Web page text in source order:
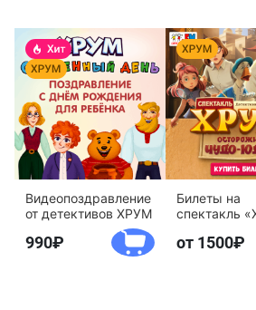
Видеопоздравление
от детективов ХРУМ
990
Билеты на
спектакль
Юдо!»
от 1500